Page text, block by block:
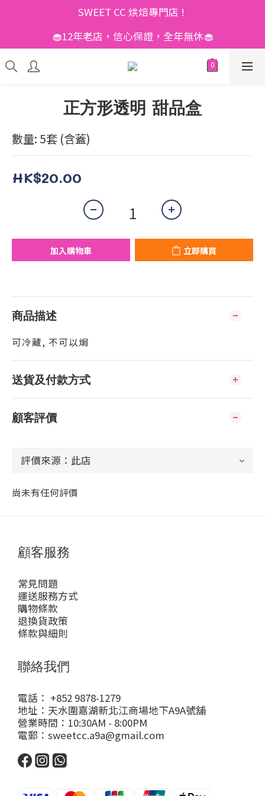
SWEET CC 烘焙專門店 !
🧁12年老店，信心保證，全年無休🧁
正方形透明 甜品盒
數量: 5套 (含蓋)
HK$20.00
加入購物車 立即購買
商品描述
可冷藏, 不可以焗
送貨及付款方式
顧客評價
尚未有任何評價
顧客服務
常見問題
運送服務方式
購物條款
退換貨政策
條款與細則
聯絡我們
電話： +852 9878-1279
地址：天水圍嘉湖新北江商場地下A9A號舖
營業時間：10:30AM - 8:00PM
電郵：sweetcc.a9a@gmail.com